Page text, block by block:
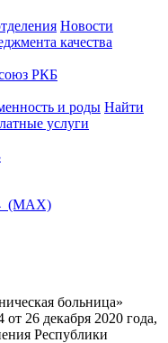
Новости
качества
РКБ
и роды Найти
услуги
(MAX)
больница»
26 декабря 2020 года,
Республики